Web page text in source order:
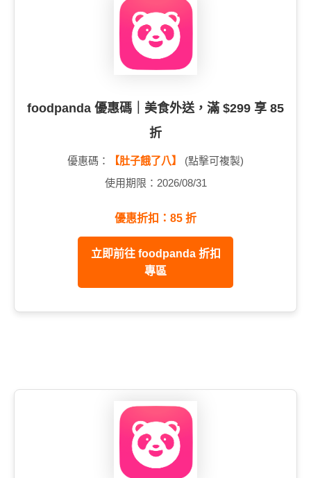
foodpanda 優惠碼｜美食外送，滿 $299 享 85
折
優惠碼： 【肚子餓了八】
(點擊可複製)
使用期限：2026/08/31
優惠折扣：85 折
立即前往 foodpanda 折扣
專區